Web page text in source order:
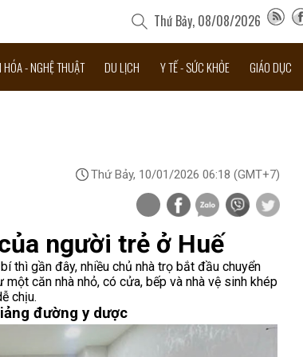
Thứ Bảy, 08/08/2026
HÓA - NGHỆ THUẬT DU LỊCH Y TẾ - SỨC KHỎE GIÁO DỤC
Thứ Bảy, 10/01/2026 06:18 (GMT+7)
người trẻ ở Huế
thì gần đây, nhiều chủ nhà trọ bắt đầu chuyển
căn nhà nhỏ, có cửa, bếp và nhà vệ sinh khép
chịu.
đường y dược